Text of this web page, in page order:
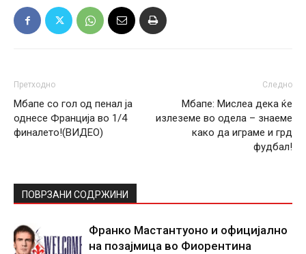
Претходно
Мбапе со гол од пенал ја
однесе Франција во 1/4
финалето!(ВИДЕО)
Следно
Мбапе: Мислеа дека ќе
излеземе во одела – знаеме
како да играме и грд
фудбал!
ПОВРЗАНИ СОДРЖИНИ
Франко Мастантуоно и официјално
на позајмица во Фиорентина